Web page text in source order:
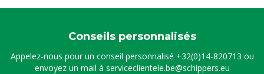
Conseils personnalisés
Appelez-nous pour un conseil personnalisé +32(0)14-820713 ou
envoyez un mail à serviceclientele.be@schippers.eu